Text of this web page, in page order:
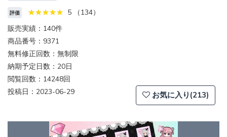
評価
5 （134）
販売実績：140件
商品番号：9371
無料修正回数：無制限
納期予定日数：20日
閲覧回数：14248回
投稿日：2023-06-29
お気に入り(213)